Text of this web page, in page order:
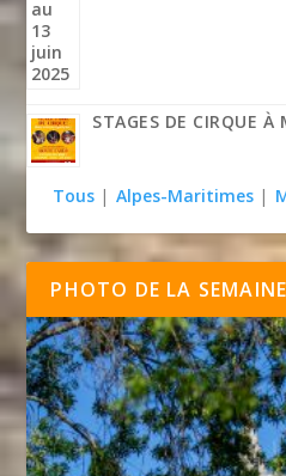
STAGES DE CIRQUE À
Tous | Alpes-Maritimes |
PHOTO DE LA SEMAINE